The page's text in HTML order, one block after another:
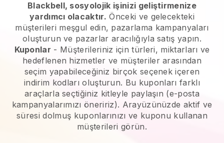
Blackbell, sosyolojik işinizi geliştirmenize
yardımcı olacaktır. Önceki ve gelecekteki
müşterileri meşgul edin, pazarlama kampanyaları
oluşturun ve pazarlar aracılığıyla satış yapın.
Kuponlar - Müşterileriniz için türleri, miktarları ve
hedeflenen hizmetler ve müşteriler arasından
seçim yapabileceğiniz birçok seçenek içeren
indirim kodları oluşturun. Bu kuponları farklı
araçlarla seçtiğiniz kitleyle paylaşın (e-posta
kampanyalarımızı öneririz). Arayüzünüzde aktif ve
süresi dolmuş kuponlarınızı ve kuponu kullanan
müşterileri görün.